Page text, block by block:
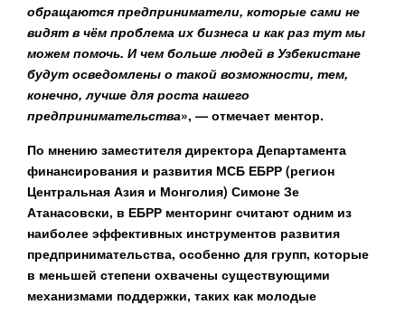
обращаются предприниматели, которые сами не
видят в чём проблема их бизнеса и как раз тут мы
можем помочь. И чем больше людей в Узбекистане
будут осведомлены о такой возможности, тем,
конечно, лучше для роста нашего
предпринимательства», — отмечает ментор.
По мнению заместителя директора Департамента
финансирования и развития МСБ ЕБРР (регион
Центральная Азия и Монголия) Симоне Зе
Атанасовски, в ЕБРР менторинг считают одним из
наиболее эффективных инструментов развития
предпринимательства, особенно для групп, которые
в меньшей степени охвачены существующими
механизмами поддержки, таких как молодые